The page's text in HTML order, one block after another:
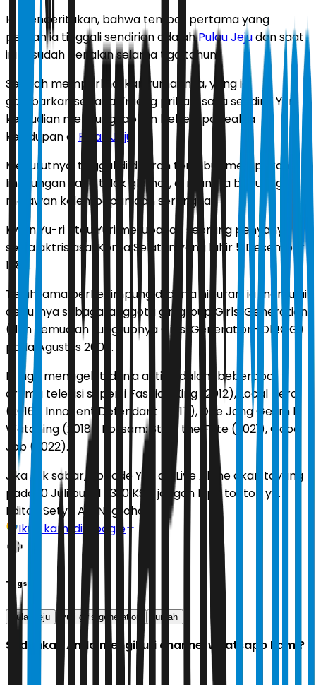
Ia menceritakan, bahwa tempat pertama yang
pernah ia tinggali sendirian adalahPulau Jejudan saat
ini ia sudah berjalan selama tiga tahun.
Setelah memperlihatkan rumahnya, yang ia
gambarkan sebagai “ruang pribadi saya sendiri,” Yuri
kemudian mengungkapkan beberapa realita
kehidupan di Pulau Jeju
Menurutnya, tinggal di daerah tersebut merupakan
lingkungan yang tidak glamor, di mana ia berjuang
melawan kelembapan dan serangga.
Kwon Yu-ri atau Yuri merupakan seorang penyanyi
serta aktris asal Korea Selatan yang lahir 5 Desember
1989.
Telah lama berkecimpung di dunia hiburan, ia memulai
debutnya sebagai anggota girl group Girls' Generation
(dan kemudian subgrupnya Girls' Generation-Oh!GG)
pada Agustus 2007.
Ia juga menggeluti dunia akting dalam beberapa
drama televisi seperti Fashion King (2012), Local Hero
(2016), Innocent Defendant (2017), Dae Jang Geum Is
Watching (2018), Bossam: Steal the Fate (2021), Good
Job (2022).
Jika tak sabar, episode Yuri di I Live Alone akan tayang
pada 10 Juli pukul 23:10 KST, jangan lupa tonton ya.
Editor: Setyo Adi Nugroho
Ikuti kami di Google
Tags
pulau jeju yuri girls generation rumah
Sudahkah Anda mengikuti channel whatsapp kami?